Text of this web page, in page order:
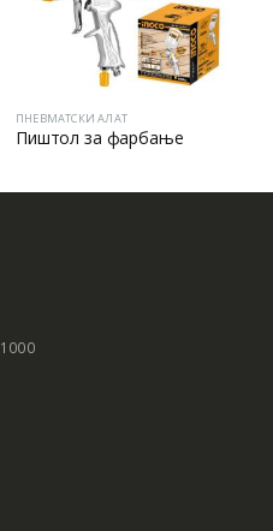
ПНЕВМАТСКИ АЛАТ
Пиштол за фарбање